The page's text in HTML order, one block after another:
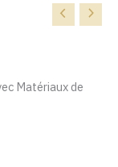
Matériaux de